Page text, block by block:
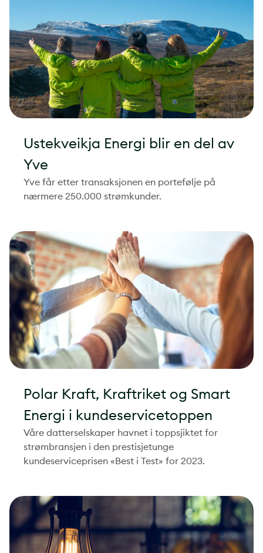
Ustekveikja Energi blir en del av
Yve
Yve får etter transaksjonen en portefølje på
nærmere 250.000 strømkunder.
Polar Kraft, Kraftriket og Smart
Energi i kundeservicetoppen
Våre datterselskaper havnet i toppsjiktet for
strømbransjen i den prestisjetunge
kundeserviceprisen «Best i Test» for 2023.